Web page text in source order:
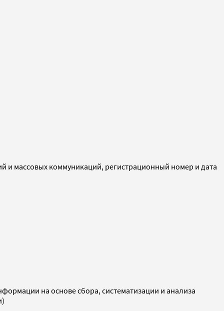
и массовых коммуникаций, регистрационный номер и дата
на основе сбора, систематизации и анализа